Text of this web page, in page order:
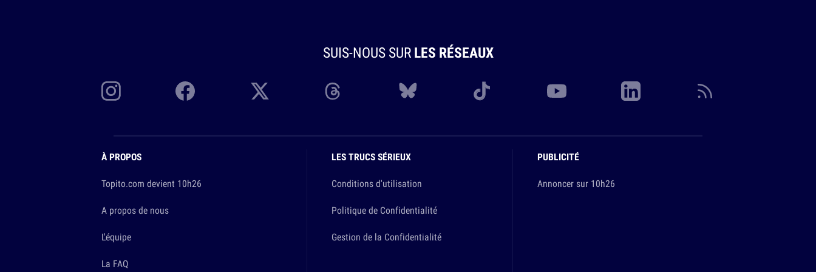
SUIS-NOUS SURLES RÉSEAUX
À PROPOS
Topito.com devient 10h26
A propos de nous
L'équipe
La FAQ
LES TRUCS SÉRIEUX
Conditions d'utilisation
Politique de Confidentialité
Gestion de la Confidentialité
PUBLICITÉ
Annoncer sur 10h26